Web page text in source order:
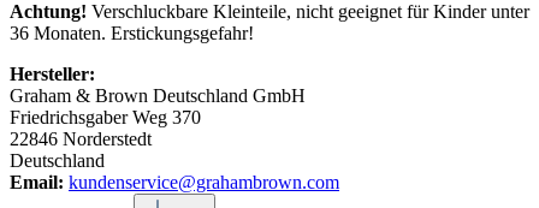
Achtung! Verschluckbare Kleinteile, nicht geeignet für Kinder unter
36 Monaten. Erstickungsgefahr!
Hersteller:
Graham & Brown Deutschland GmbH
Friedrichsgaber Weg 370
22846 Norderstedt
Deutschland
Email: kundenservice@grahambrown.com